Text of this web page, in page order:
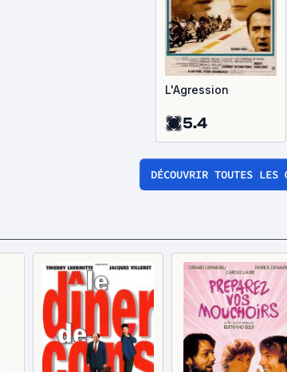
L'Agression
5.4
DÉCOUVRIR TOUTES LES